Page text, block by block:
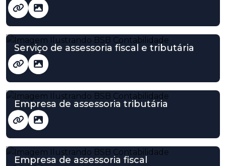
Serviço de assessoria fiscal e tributária
Empresa de assessoria tributária
Empresa de assessoria fiscal